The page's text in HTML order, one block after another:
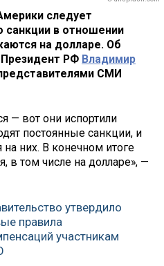
следует
санкции в отношении
на долларе. Об
Президент РФ Владимир
СМИ
— вот они испортили
постоянные санкции, и
на них. В конечном итоге
в том числе на долларе», —
утвердило
правила
участникам